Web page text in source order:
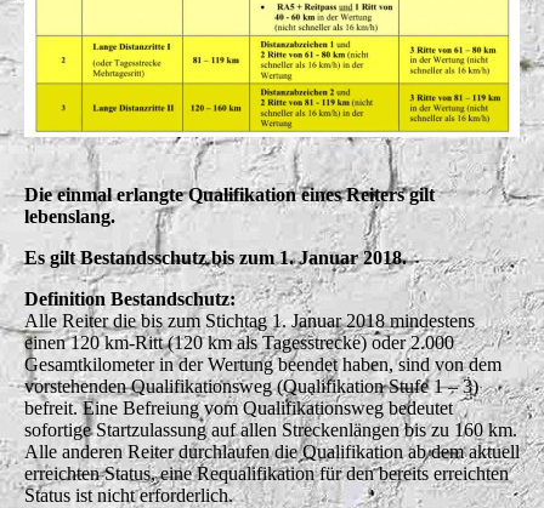
Die einmal erlangte Qualifikation eines Reiters gilt
lebenslang.
Es gilt Bestandsschutz bis zum 1. Januar 2018.
Definition Bestandschutz:
Alle Reiter die bis zum Stichtag 1. Januar 2018 mindestens
einen 120 km-Ritt (120 km als Tagesstrecke) oder 2.000
Gesamtkilometer in der Wertung beendet haben, sind von dem
vorstehenden Qualifikationsweg (Qualifikation Stufe 1 – 3)
befreit. Eine Befreiung vom Qualifikationsweg bedeutet
sofortige Startzulassung auf allen Streckenlängen bis zu 160 km.
Alle anderen Reiter durchlaufen die Qualifikation ab dem aktuell
erreichten Status, eine Requalifikation für den bereits erreichten
Status ist nicht erforderlich.